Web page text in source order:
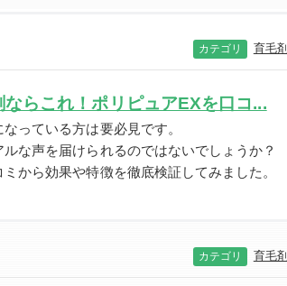
カテゴリ 育毛剤
らこれ！ポリピュアEXを口コ...
っている方は要必見です。
な声を届けられるのではないでしょうか？
から効果や特徴を徹底検証してみました。
カテゴリ 育毛剤